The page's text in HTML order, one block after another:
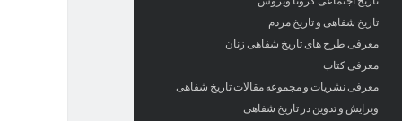
تاریخ شفاهی و تاریخ مردم
معرفی طرح های تاریخ شفاهی زنان
معرفی کتاب
معرفی نشریات و مجموعه مقالات تاریخ شفاهی
ویرایش و تدوین در تاریخ شفاهی